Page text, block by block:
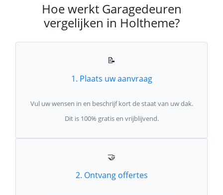
Hoe werkt Garagedeuren
vergelijken in Holtheme?
📝
1. Plaats uw aanvraag
Vul uw wensen in en beschrijf kort de staat van uw dak.
Dit is 100% gratis en vrijblijvend.
🤝
2. Ontvang offertes